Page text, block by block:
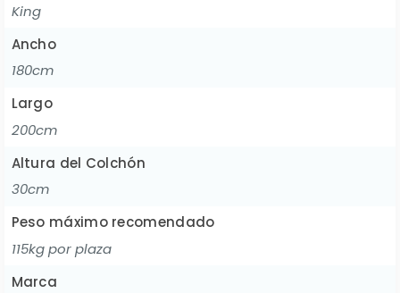
King
Ancho
180cm
Largo
200cm
Altura del Colchón
30cm
Peso máximo recomendado
115kg por plaza
Marca